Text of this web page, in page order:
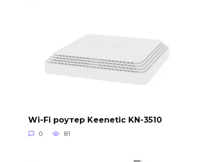
Wi-Fi роутер Keenetic KN-3510
0 81